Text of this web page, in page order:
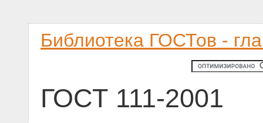
Библиотека ГОСТов -
ГОСТ 111-2001